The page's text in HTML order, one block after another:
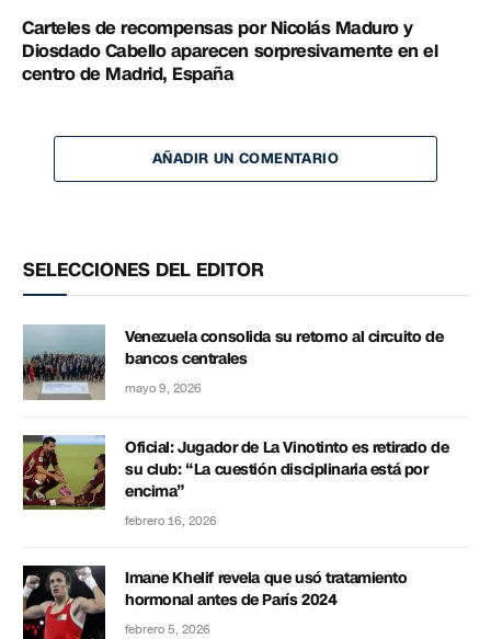
Carteles de recompensas por Nicolás Maduro y
Diosdado Cabello aparecen sorpresivamente en el
centro de Madrid, España
AÑADIR UN COMENTARIO
SELECCIONES DEL EDITOR
Venezuela consolida su retorno al circuito de
bancos centrales
mayo 9, 2026
Oficial: Jugador de La Vinotinto es retirado de
su club: “La cuestión disciplinaria está por
encima”
febrero 16, 2026
Imane Khelif revela que usó tratamiento
hormonal antes de París 2024
febrero 5, 2026